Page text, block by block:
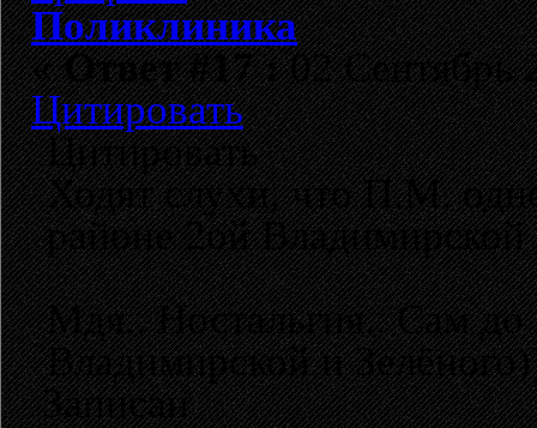
Поликлиника
«Ответ #17 :02 Сентябрь
Цитировать
Цитировать
Ходят слухи, что П.М.
районе 2ой
Мдя.. Ностальгия.. Сам до
Владимирской и
Записан